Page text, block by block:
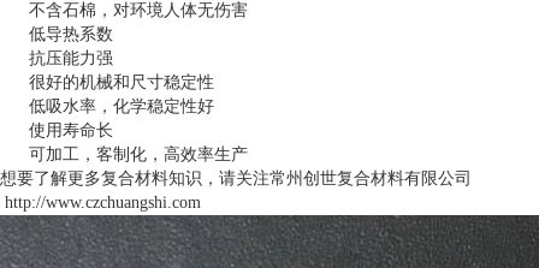
不含石棉，对环境人体无伤害
低导热系数
抗压能力强
很好的机械和尺寸稳定性
低吸水率，化学稳定性好
使用寿命长
可加工，客制化，高效率生产
想要了解更多复合材料知识，请关注常州创世复合材料有限公司
http://www.czchuangshi.com